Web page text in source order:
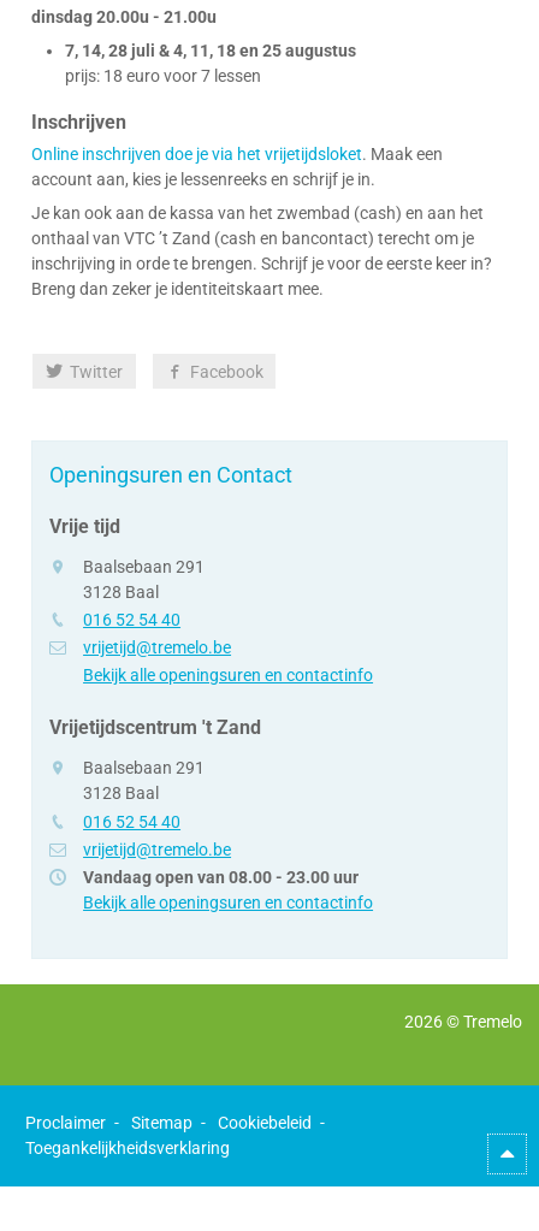
dinsdag 20.00u - 21.00u
7, 14, 28 juli & 4, 11, 18 en 25 augustus
prijs: 18 euro voor 7 lessen
Inschrijven
Online inschrijven doe je via het vrijetijdsloket. Maak een
account aan, kies je lessenreeks en schrijf je in.
Je kan ook aan de kassa van het zwembad (cash) en aan het
onthaal van VTC ’t Zand (cash en bancontact) terecht om je
inschrijving in orde te brengen. Schrijf je voor de eerste keer in?
Breng dan zeker je identiteitskaart mee.
deze
Twitter Facebook
Openingsuren en Contact
Vrije tijd
adresBaalsebaan 291
3128 Baal
tel.
016 52 54 40
e-
vrijetijd@tremelo.be
Bekijk alle openingsuren en contactinfo
Vrijetijdscentrum 't Zand
adresBaalsebaan 291
3128 Baal
tel.
016 52 54 40
e-
mail
vrijetijd@tremelo.be
Vandaag open van08.00-23.00 uur
Bekijk alle openingsuren en contactinfo
2026 ©Tremelo
Proclaimer Sitemap
Cookiebeleid
Toegankelijkheidsverklaring